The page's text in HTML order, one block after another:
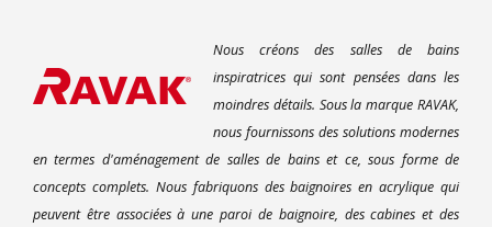
Nous créons des salles de bains
inspiratrices qui sont pensées dans les
moindres détails. Sous la marque RAVAK,
nous fournissons des solutions modernes
en termes d'aménagement de salles de bains et ce, sous forme de
concepts complets. Nous fabriquons des baignoires en acrylique qui
peuvent être associées à une paroi de baignoire, des cabines et des